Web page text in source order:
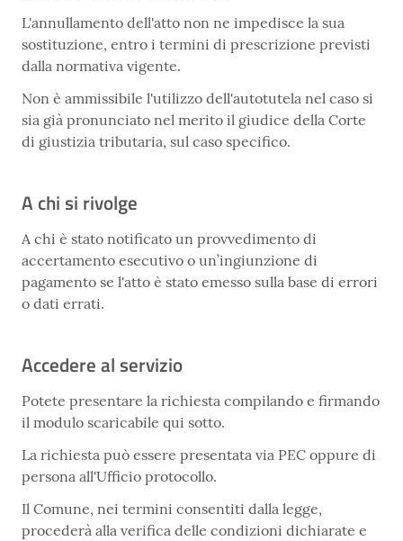
L'annullamento dell'atto non ne impedisce la sua
sostituzione, entro i termini di prescrizione previsti
dalla normativa vigente.
Non è ammissibile l'utilizzo dell'autotutela nel caso si
sia già pronunciato nel merito il giudice della Corte
di giustizia tributaria, sul caso specifico.
A chi si rivolge
A chi è stato notificato un provvedimento di
accertamento esecutivo o un’ingiunzione di
pagamento se l'atto è stato emesso sulla base di errori
o dati errati.
Accedere al servizio
Potete presentare la richiesta compilando e firmando
il modulo scaricabile qui sotto.
La richiesta può essere presentata via PEC oppure di
persona all'Ufficio protocollo.
Il Comune, nei termini consentiti dalla legge,
procederà alla verifica delle condizioni dichiarate e